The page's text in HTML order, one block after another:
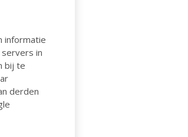
informatie
in
bij te
derden